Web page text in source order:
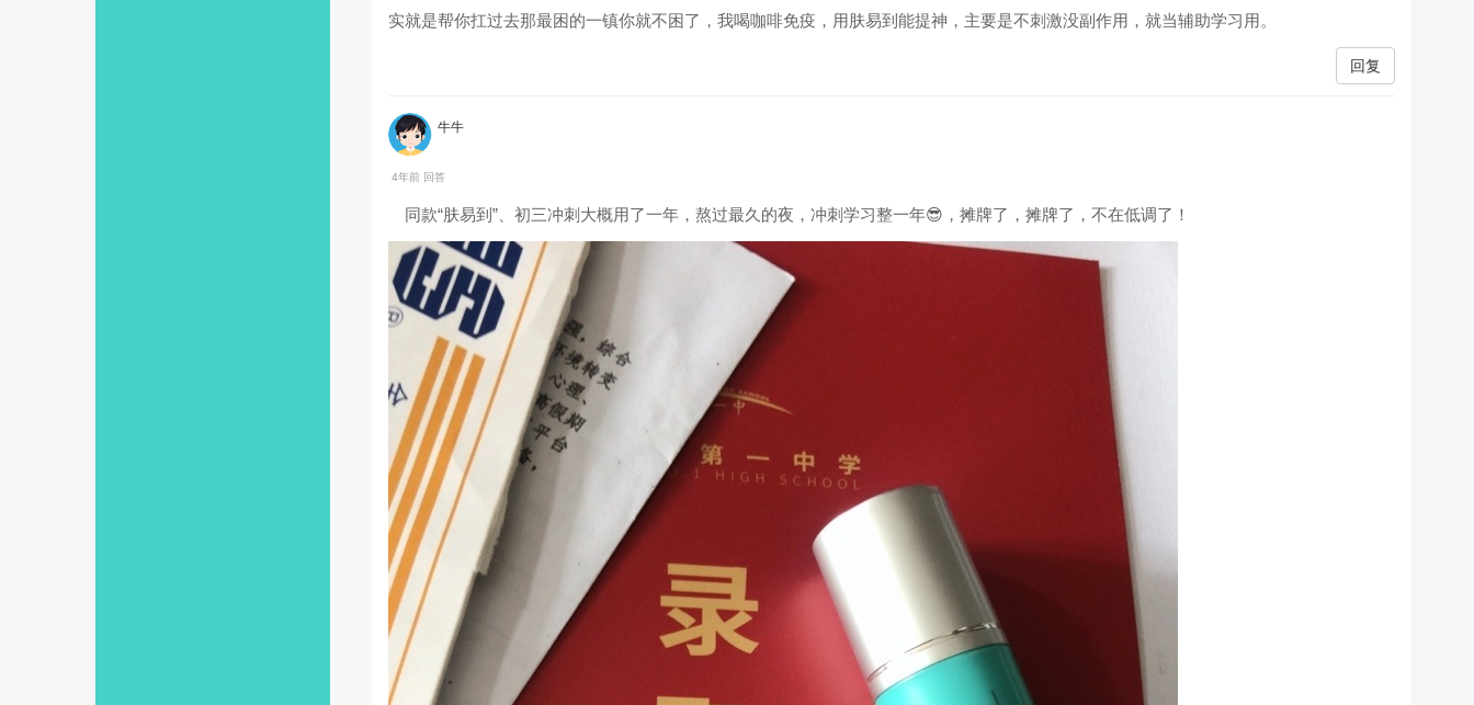
实就是帮你扛过去那最困的一镇你就不困了，我喝咖啡免疫，用肤易到能提神，主要是不刺激没副作用，就当辅助学习用。
回复
牛牛
4年前 回答
同款“肤易到”、初三冲刺大概用了一年，熬过最久的夜，冲刺学习整一年😎 ，摊牌了，摊牌了，不在低调了！